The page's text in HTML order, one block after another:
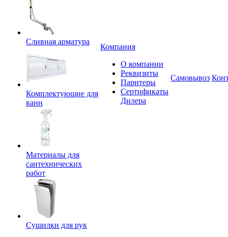
Сливная арматура
Комплектующие для
ванн
Материалы для
сантехнических
работ
Сушилки для рук
Компания
О компании
Реквизиты
Парнтеры
Сертификаты
Дилера
Самовывоз